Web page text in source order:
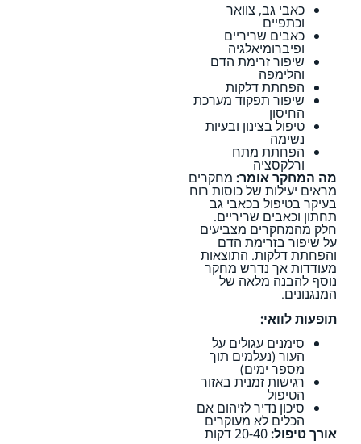
כאבי גב, צוואר
וכתפיים
כאבים שריריים
ופיברומיאלגיה
שיפור זרימת הדם
והלימפה
הפחתת דלקות
שיפור תפקוד מערכת
החיסון
טיפול בצינון ובעיות
נשימה
הפחתת מתח
ורלקסציה
מה המחקר אומר: מחקרים
מראים יעילות של כוסות רוח
בעיקר בטיפול בכאבי גב
תחתון וכאבים שריריים.
חלק מהמחקרים מצביעים
על שיפור בזרימת הדם
והפחתת דלקות. התוצאות
מעודדות אך נדרש מחקר
נוסף להבנה מלאה של
המנגנונים.
תופעות לוואי:
סימנים עגולים על
העור (נעלמים תוך
מספר ימים)
רגישות זמנית באזור
הטיפול
סיכון נדיר לזיהום אם
הכלים לא מעוקרים
אורך טיפול: